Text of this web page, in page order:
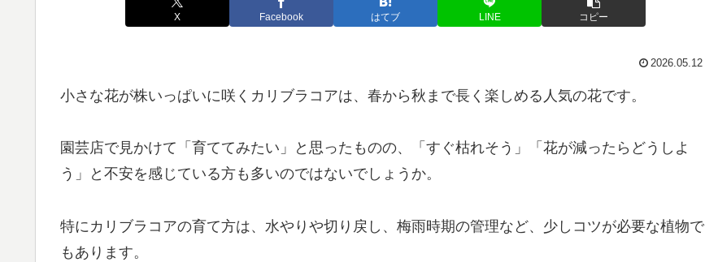
X Facebook はてブ LINE コピー
2026.05.12
小さな花が株いっぱいに咲くカリブラコアは、春から秋まで長く楽しめる人気の花です。
園芸店で見かけて「育ててみたい」と思ったものの、「すぐ枯れそう」「花が減ったらどうしよ
う」と不安を感じている方も多いのではないでしょうか。
特にカリブラコアの育て方は、水やりや切り戻し、梅雨時期の管理など、少しコツが必要な植物で
もあります。